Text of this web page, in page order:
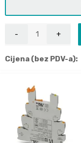
Cijena (bez PDV-a):